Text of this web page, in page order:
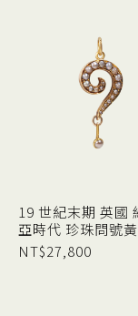
19 世紀末期 英國
亞時代 珍珠問號
NT$27,800